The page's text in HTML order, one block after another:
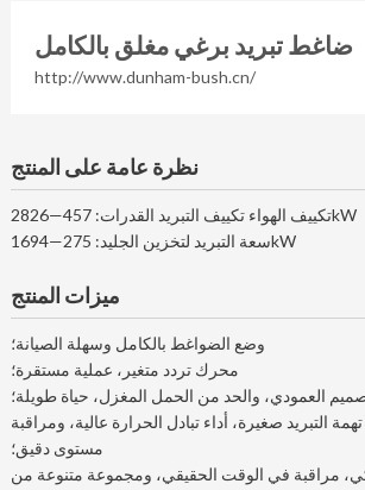
ضاغط تبريد برغي مغلق بالكامل
http://www.dunham-bush.cn/
نظرة عامة على المنتج
تكييف الهواء تكييف التبريد القدرات: 457—2826kW
سعة التبريد لتخزين الجليد: 275—1694kW
ميزات المنتج
وضع الضواغط بالكامل وسهلة الصيانة؛
محرك تردد متغير، عملية مستقرة؛
العمودي، والحد من الحمل المغزل، حياة طويلة؛
التبريد صغيرة، أداء تبادل الحرارة عالية، ومراقبة
مستوى دقيق؛
مراقبة في الوقت الحقيقي، ومجموعة متنوعة من